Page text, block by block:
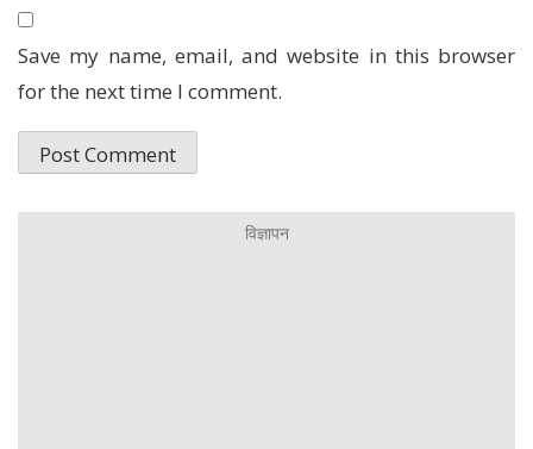
Save my name, email, and website in this browser
for the next time I comment.